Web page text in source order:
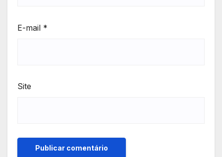
E-mail *
Site